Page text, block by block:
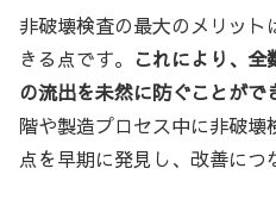
非破壊検査の最大のメリッ
きる点です。 これにより、全
の流出を未然に防ぐことがで
階や製造プロセス中に非破
点を早期に発見し、改善につ